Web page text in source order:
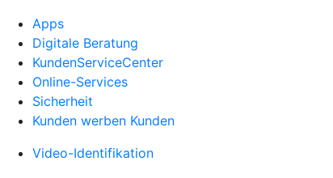
Apps
Digitale Beratung
KundenServiceCenter
Online-Services
Sicherheit
Kunden werben Kunden
Video-Identifikation